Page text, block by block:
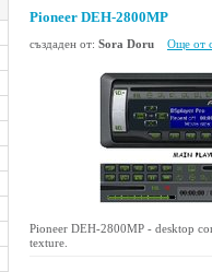
Pioneer DEH-2800MP
създаден от: Sora Doru Още от
Pioneer DEH-2800MP - desktop
texture.